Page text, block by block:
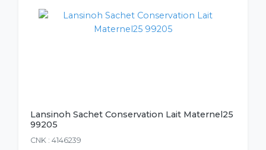
Lansinoh Sachet Conservation Lait Maternel25
99205
CNK : 4146239